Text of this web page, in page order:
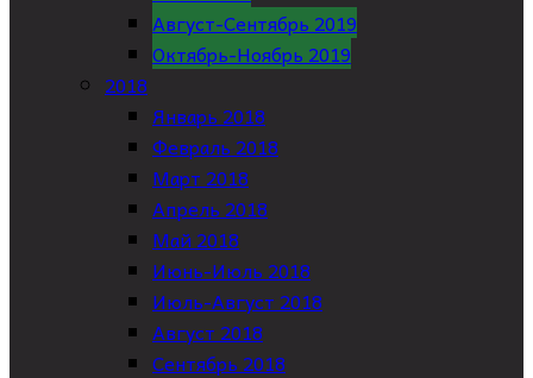
Август-Сентябрь 2019
Октябрь-Ноябрь 2019
2018
Январь 2018
Февраль 2018
Март 2018
Апрель 2018
Май 2018
Июнь-Июль 2018
Июль-Август 2018
Август 2018
Сентябрь 2018